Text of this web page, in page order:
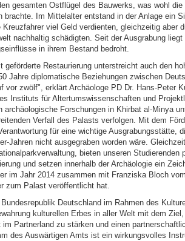
gesamten Ostflügel des Bauwerks, was wohl die
brachte. Im Mittelalter entstand in der Anlage ein
viel Geld verdienten, gleichzeitig aber
nachhaltig schädigten. Seit der Ausgrabung
in ihrem Bestand bedroht.
geförderte Restaurierung unterstreicht auch den
Jahre diplomatische Beziehungen zwischen
vor zwölf", erklärt Archäologe PD Dr. Hans-Peter
Instituts für Altertumswissenschaften und
archäologische Forschungen in Khirbat al-Minya
Verfall des Palasts verfolgen. Mit dem
für eine wichtige Ausgrabungsstätte,
Jahren nicht ausgegraben worden wäre.
bieten unseren Studierenden
und setzen innerhalb der Archäologie ein
im Jahr 2014 zusammen mit Franziska Bloch
zum Palast veröffentlicht hat.
Deutschland im Rahmen des
kulturellen Erbes in aller Welt mit dem
Partnerland zu stärken und einen
des Auswärtigen Amts ist ein wirkungsvolles